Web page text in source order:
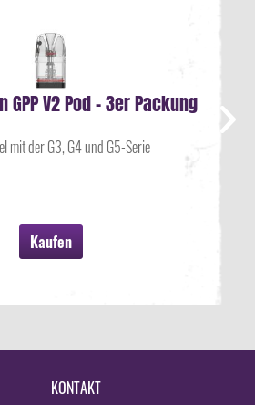
GPP V2 Pod - 3er Packung
mit der G3, G4 und G5-Serie
Kaufen
KONTAKT